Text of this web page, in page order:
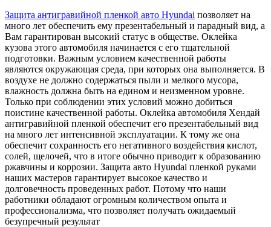
Защита антигравийной пленкой авто Hyundai позволяет на
много лет обеспечить ему презентабельный и парадный вид, а
Вам гарантирован высокий статус в обществе. Оклейка
кузова этого автомобиля начинается с его тщательной
подготовки. Важным условием качественной работы
являются окружающая среда, при которых она выполняется. В
воздухе не должно содержаться пыли и мелкого мусора,
влажность должна быть на едином и неизменном уровне.
Только при соблюдении этих условий можно добиться
поистине качественной работы. Оклейка автомобиля Хендай
антигравийной пленкой обеспечит его презентабельный вид
на много лет интенсивной эксплуатации. К тому же она
обеспечит сохранность его негативного воздействия кислот,
солей, щелочей, что в итоге обычно приводит к образованию
ржавчины и коррозии. Защита авто Hyundai пленкой руками
наших мастеров гарантирует высокое качество и
долговечность проведенных работ. Потому что наши
работники обладают огромным количеством опыта и
профессионализма, что позволяет получать ожидаемый
безупречный результат